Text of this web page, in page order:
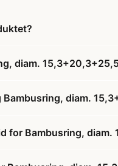
diam.
diam.
for Bambusring,